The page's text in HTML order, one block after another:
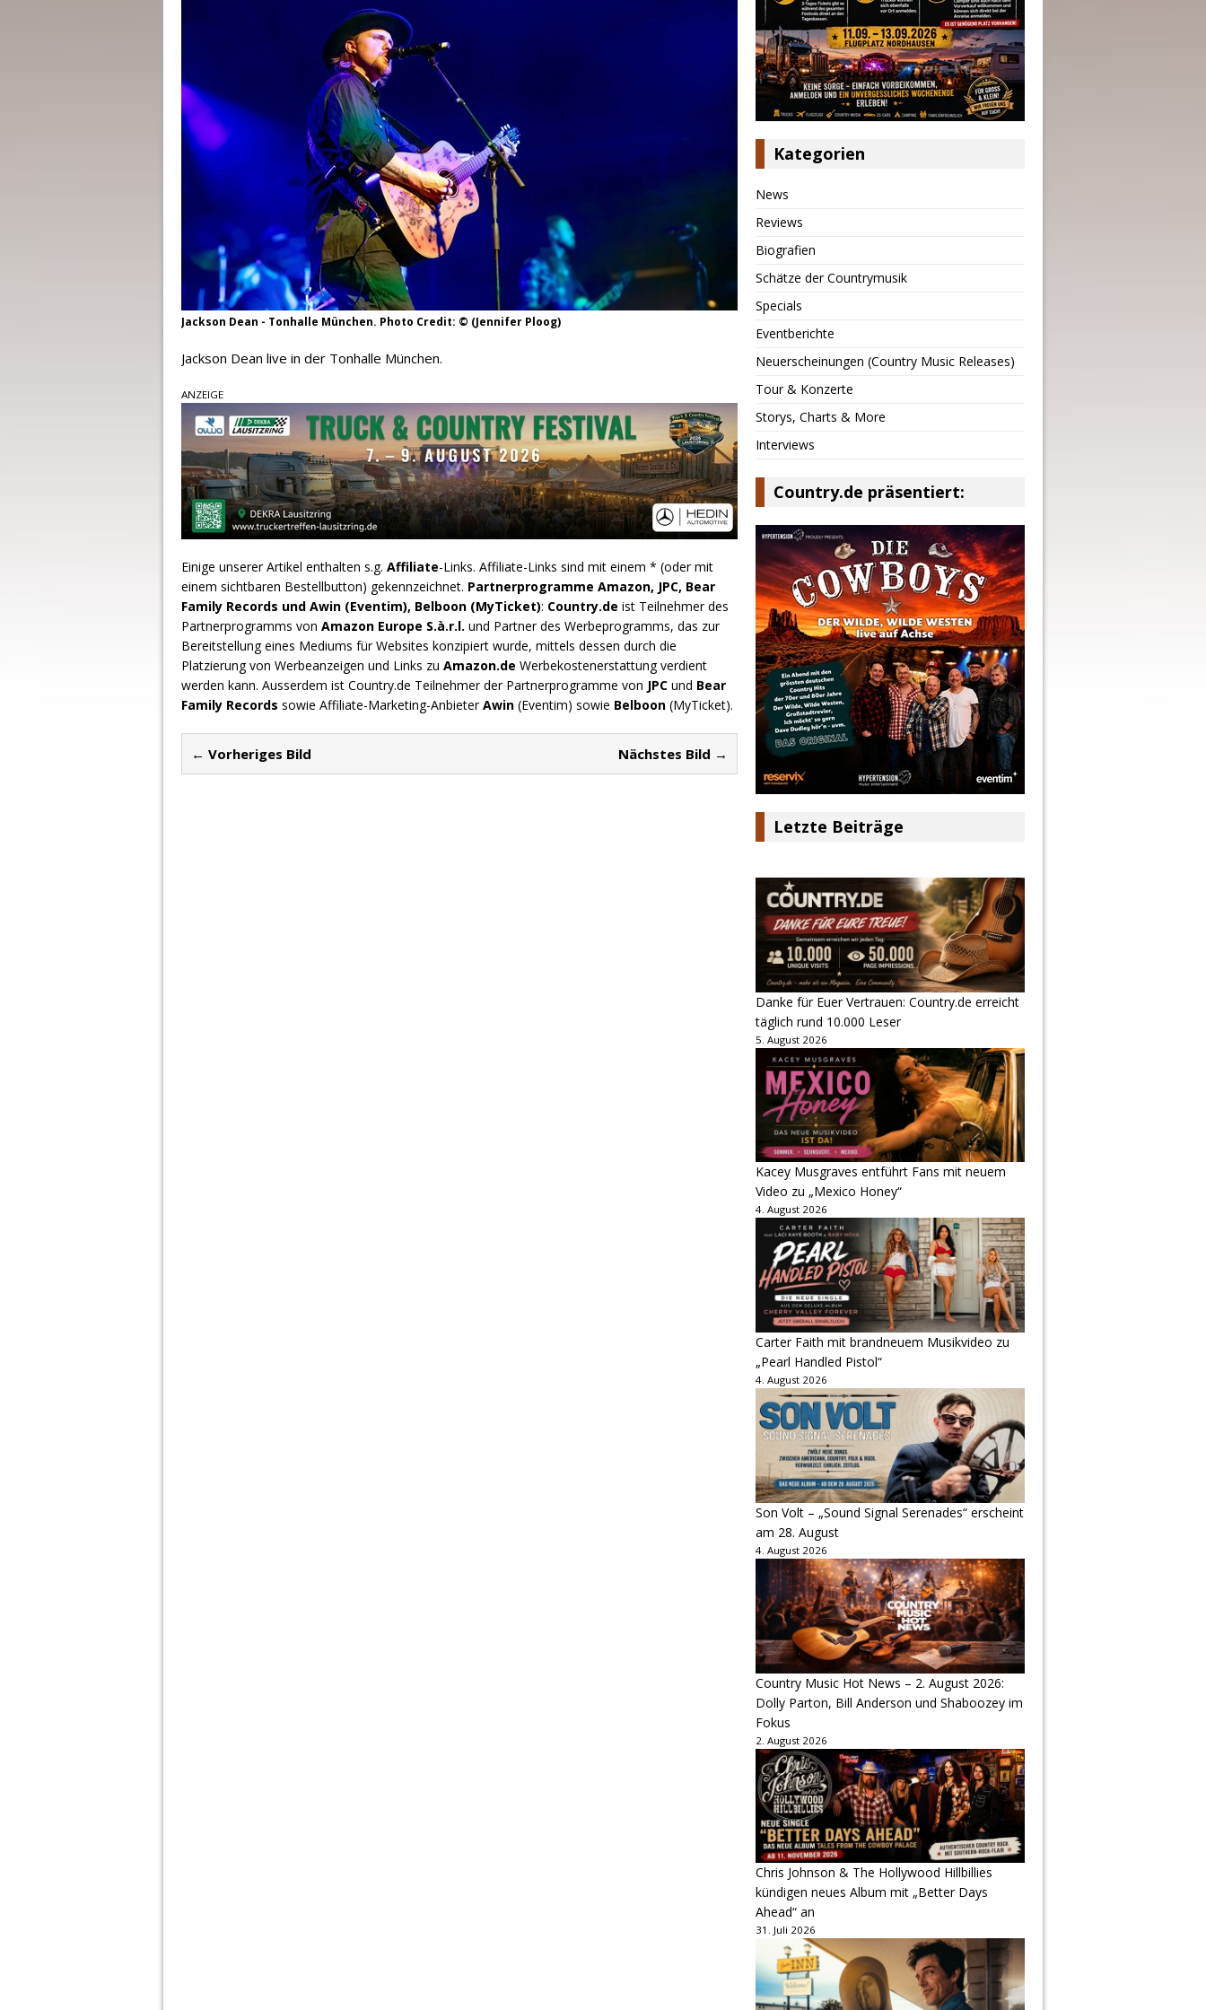
Jackson Dean - Tonhalle München. Photo Credit: © (Jennifer Ploog)
Jackson Dean live in der Tonhalle München.
ANZEIGE
Einige unserer Artikel enthalten s.g. Affiliate-Links. Affiliate-Links sind mit einem * (oder mit
einem sichtbaren Bestellbutton) gekennzeichnet. Partnerprogramme Amazon, JPC, Bear
Family Records und Awin (Eventim), Belboon (MyTicket): Country.de ist Teilnehmer des
Partnerprogramms von Amazon Europe S.à.r.l. und Partner des Werbeprogramms, das zur
Bereitstellung eines Mediums für Websites konzipiert wurde, mittels dessen durch die
Platzierung von Werbeanzeigen und Links zu Amazon.de Werbekostenerstattung verdient
werden kann. Ausserdem ist Country.de Teilnehmer der Partnerprogramme von JPC und Bear
Family Records sowie Affiliate-Marketing-AnbieterAwin (Eventim) sowie Belboon (MyTicket).
← Vorheriges Bild Nächstes Bild →
Kategorien
News
Reviews
Biografien
Schätze der Countrymusik
Specials
Eventberichte
Neuerscheinungen (Country Music Releases)
Tour & Konzerte
Storys, Charts & More
Interviews
Country.de präsentiert:
Letzte Beiträge
Danke für Euer Vertrauen: Country.de erreicht
täglich rund 10.000 Leser
5. August 2026
Kacey Musgraves entführt Fans mit neuem
Video zu „Mexico Honey“
4. August 2026
Carter Faith mit brandneuem Musikvideo zu
„Pearl Handled Pistol“
4. August 2026
Son Volt – „Sound Signal Serenades“ erscheint
am 28. August
4. August 2026
Country Music Hot News – 2. August 2026:
Dolly Parton, Bill Anderson und Shaboozey im
Fokus
2. August 2026
Chris Johnson & The Hollywood Hillbillies
kündigen neues Album mit „Better Days
Ahead“ an
31. Juli 2026